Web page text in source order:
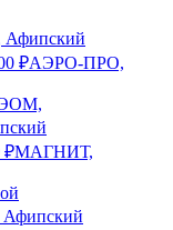
Афипский
₽АЭРО-ПРО,
ЭОМ,
₽МАГНИТ,